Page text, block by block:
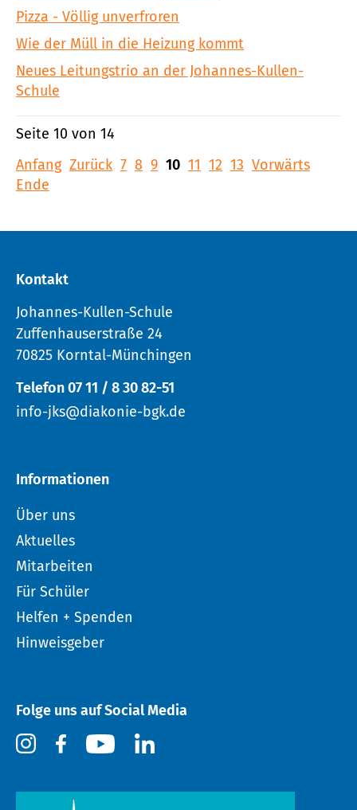
Pizza - Völlig unverfroren
Wie der Müll in die Heizung kommt
Neues Leitungstrio an der Johannes-Kullen-
Schule
Seite 10 von 14
Anfang Zurück 7 8 9 10 11 12 13 Vorwärts
Ende
Kontakt
Johannes-Kullen-Schule
Zuffenhauserstraße 24
70825 Korntal-Münchingen
Telefon 07 11 / 8 30 82-51
info-jks@diakonie-bgk.de
Informationen
Über uns
Aktuelles
Mitarbeiten
Für Schüler
Helfen + Spenden
Hinweisgeber
Folge uns auf Social Media